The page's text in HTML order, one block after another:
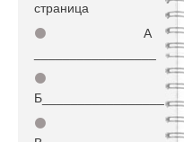
страница
⚫
А
⚫
Б_________________
⚫